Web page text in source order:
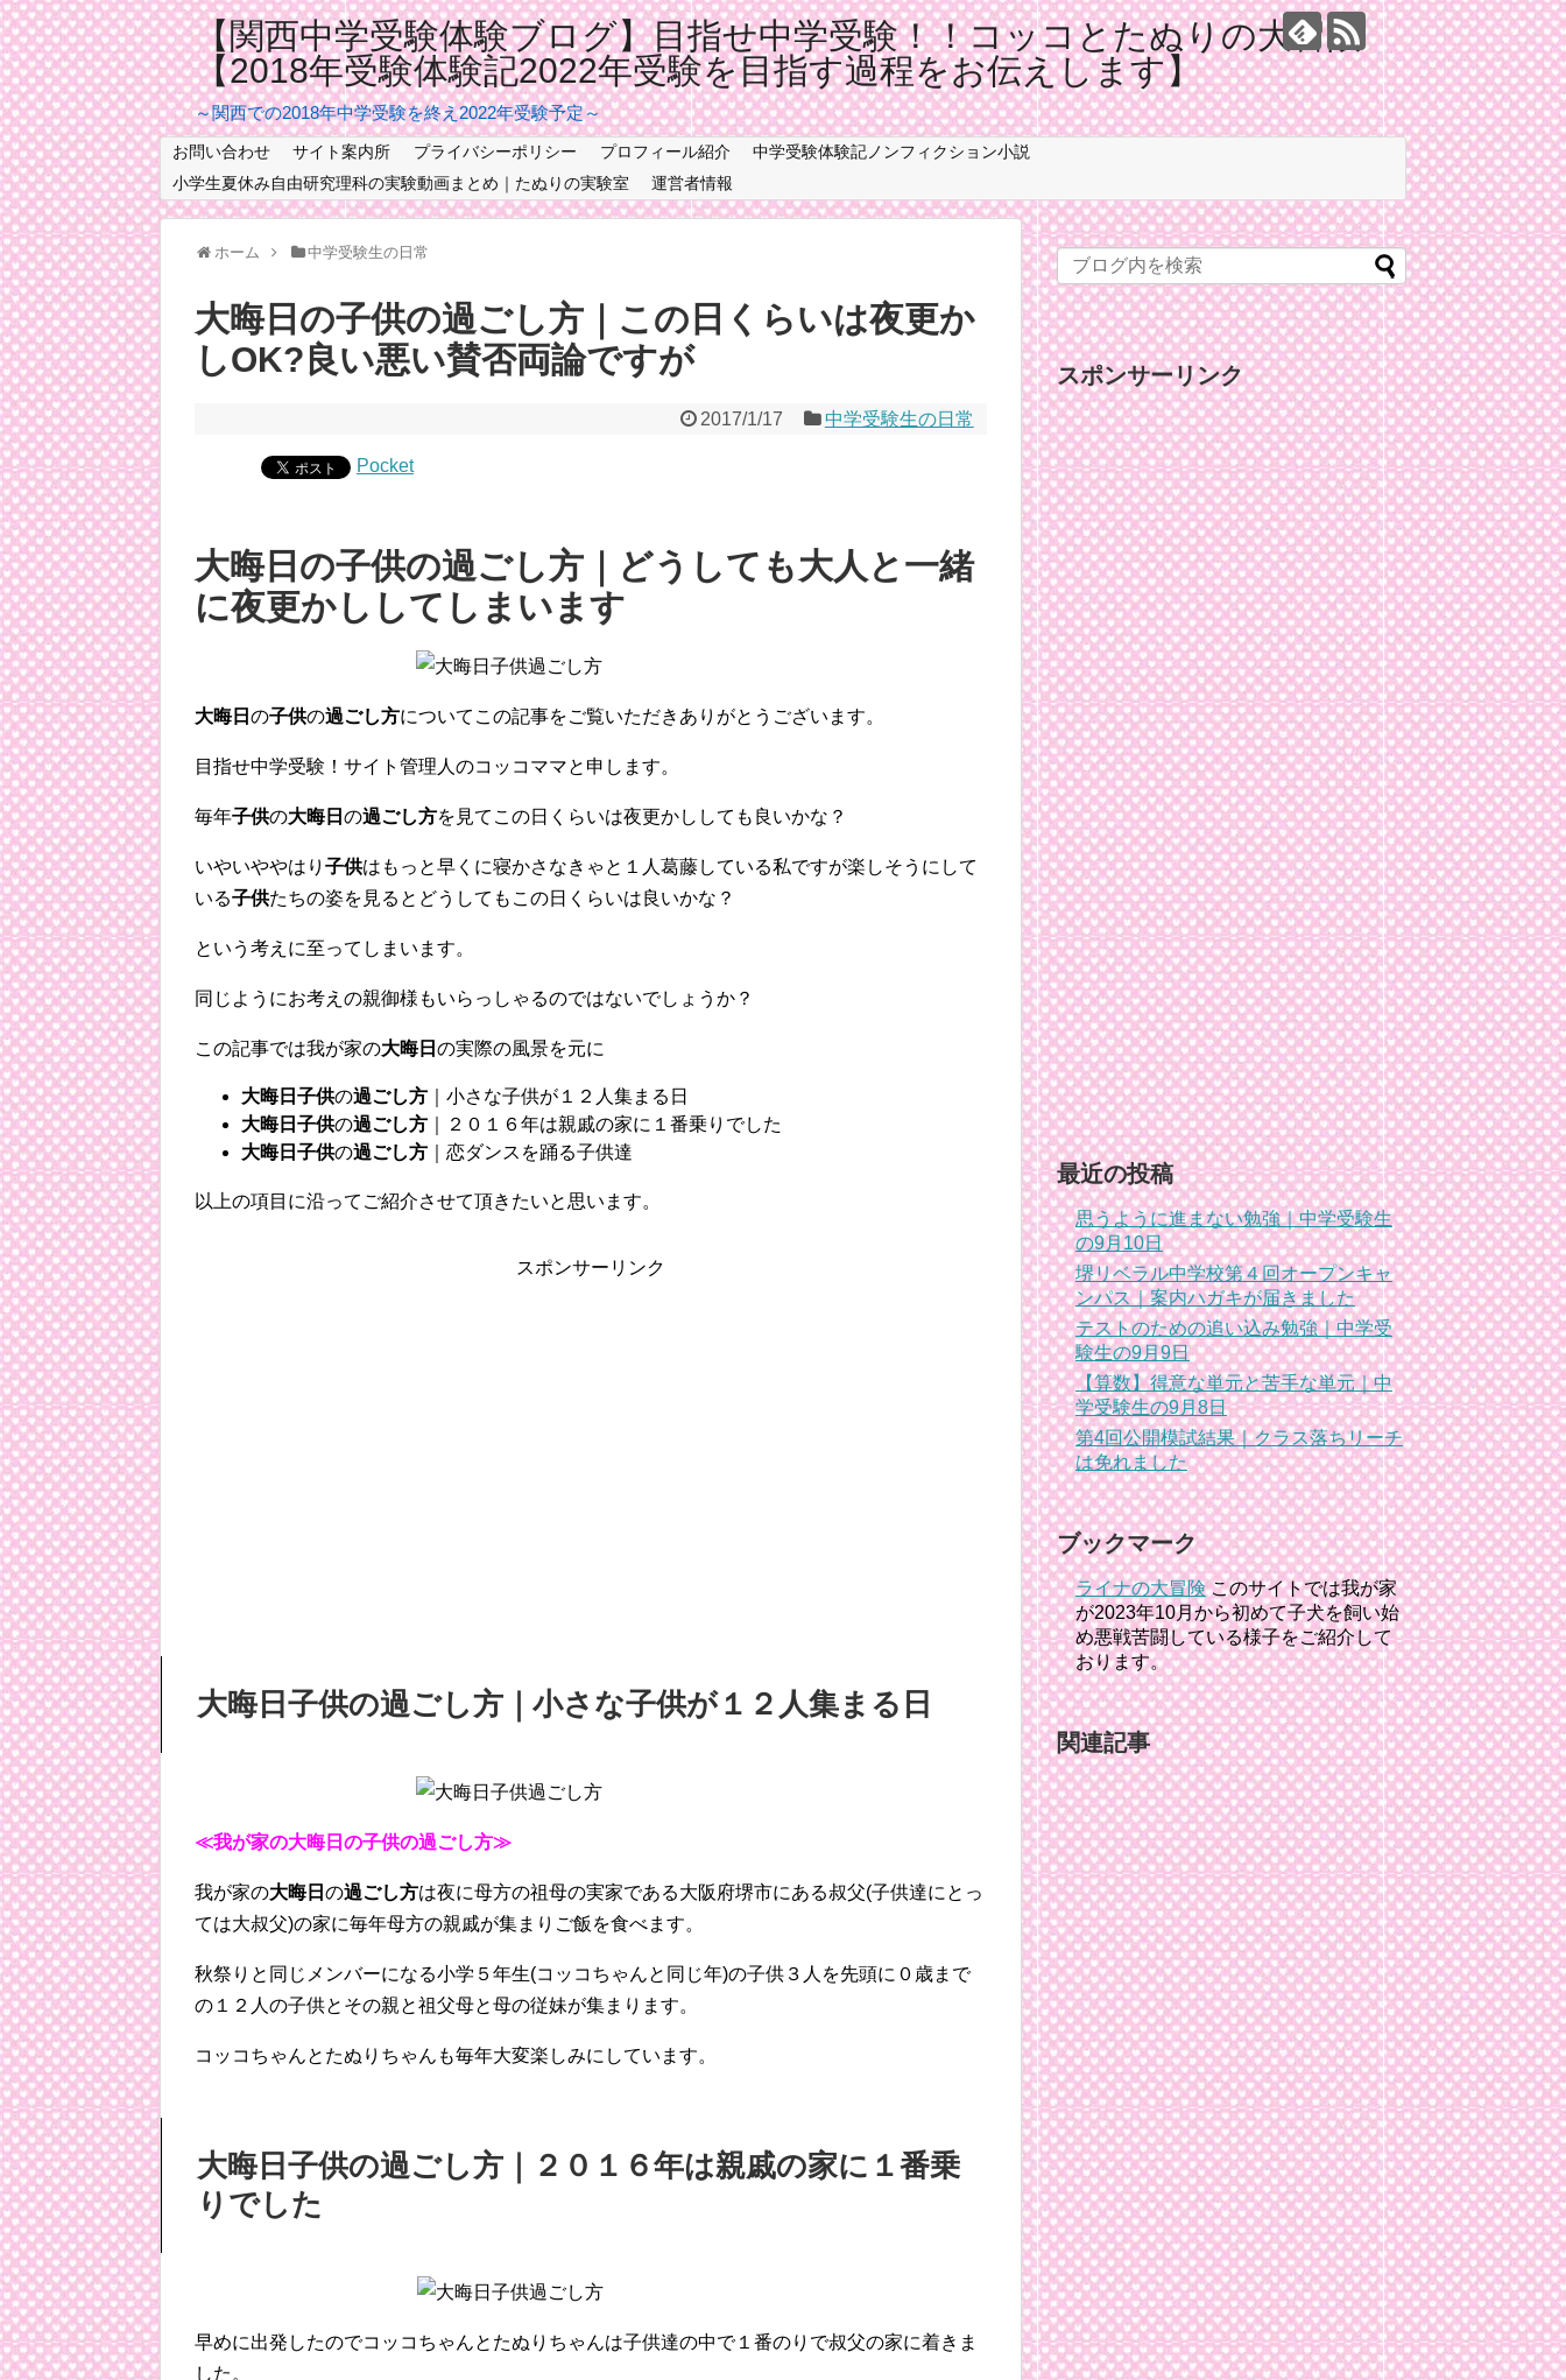
【関西中学受験体験ブログ】目指せ中学受験！！コッコとたぬりの大冒険
【2018年受験体験記2022年受験を目指す過程をお伝えします】
～関西での2018年中学受験を終え2022年受験予定～
お問い合わせ サイト案内所 プライバシーポリシー プロフィール紹介
中学受験体験記ノンフィクション小説
小学生夏休み自由研究理科の実験動画まとめ｜たぬりの実験室
運営者情報
ホーム 中学受験生の日常
大晦日の子供の過ごし方｜この日くらいは夜更か
しOK?良い悪い賛否両論ですが
2017/1/17 中学受験生の日常
Pocket
大晦日の子供の過ごし方｜どうしても大人と一緒
に夜更かししてしまいます
大晦日 の子供の過ごし方についてこの記事をご覧いただきありがとうございます。
目指せ中学受験！サイト管理人のコッコママと申します。
毎年子供の大晦日 の過ごし方を見てこの日くらいは夜更かししても良いかな？
いやいややはり 子供はもっと早くに寝かさなきゃと１人葛藤している私ですが楽しそうにして
いる子供たちの姿を見るとどうしてもこの日くらいは良いかな？
という考えに至ってしまいます。
同じようにお考えの親御様もいらっしゃるのではないでしょうか？
この記事では我が家の大晦日 の実際の風景を元に
大晦日 子供の過ごし方 ｜小さな子供が１２人集まる日
大晦日 子供の過ごし方 ｜２０１６年は親戚の家に１番乗りでした
大晦日子供の過ごし方 ｜恋ダンスを踊る子供達
以上の項目に沿ってご紹介させて頂きたいと思います。
スポンサーリンク
大晦日 子供の過ごし方 ｜小さな子供が１２人集まる日
≪我が家の大晦日の子供の過ごし方≫
我が家の大晦日 の過ごし方は夜に母方の祖母の実家である大阪府堺市にある叔父(子供達にとっ
ては大叔父)の家に毎年母方の親戚が集まりご飯を食べます。
秋祭りと同じメンバーになる小学５年生(コッコちゃんと同じ年)の子供３人を先頭に０歳まで
の１２人の子供とその親と祖父母と母の従妹が集まります。
コッコちゃんとたぬりちゃんも毎年大変楽しみにしています。
大晦日 子供の過ごし方 ｜２０１６年は親戚の家に１番乗
りでした
早めに出発したのでコッコちゃんとたぬりちゃんは子供達の中で１番のりで叔父の家に着きま
した。
スポンサーリンク
最近の投稿
思うように進まない勉強｜中学受験生
の9月10日
堺リベラル中学校第４回オープンキャ
ンパス｜案内ハガキが届きました
テストのための追い込み勉強｜中学受
験生の9月9日
【算数】得意な単元と苦手な単元｜中
学受験生の9月8日
第4回公開模試結果｜クラス落ちリーチ
は免れました
ブックマーク
ライナの大冒険このサイトでは我が家
が2023年10月から初めて子犬を飼い始
め悪戦苦闘している様子をご紹介して
おります。
関連記事